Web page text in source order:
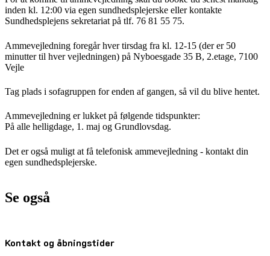
inden kl. 12:00 via egen sundhedsplejerske eller kontakte
Sundhedsplejens sekretariat på tlf. 76 81 55 75.
Ammevejledning foregår hver tirsdag fra kl. 12-15 (der er 50
minutter til hver vejledningen) på Nyboesgade 35 B, 2.etage, 7100
Vejle
Tag plads i sofagruppen for enden af gangen, så vil du blive hentet.
Ammevejledning er lukket på følgende tidspunkter:
På alle helligdage, 1. maj og Grundlovsdag.
Det er også muligt at få telefonisk ammevejledning - kontakt din
egen sundhedsplejerske.
Se også
Kontakt og åbningstider